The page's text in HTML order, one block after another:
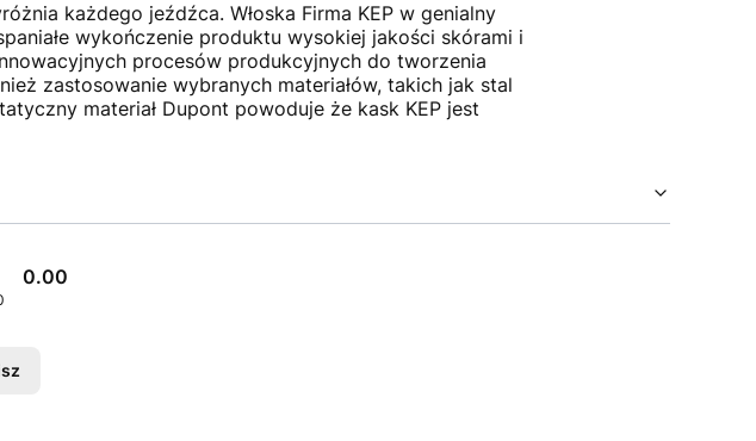
każdego jeźdźca. Włoska Firma KEP w genialny
wykończenie produktu wysokiej jakości skórami i
procesów produkcyjnych do tworzenia
zastosowanie wybranych materiałów, takich jak stal
materiał Dupont powoduje że kask KEP jest
0.00